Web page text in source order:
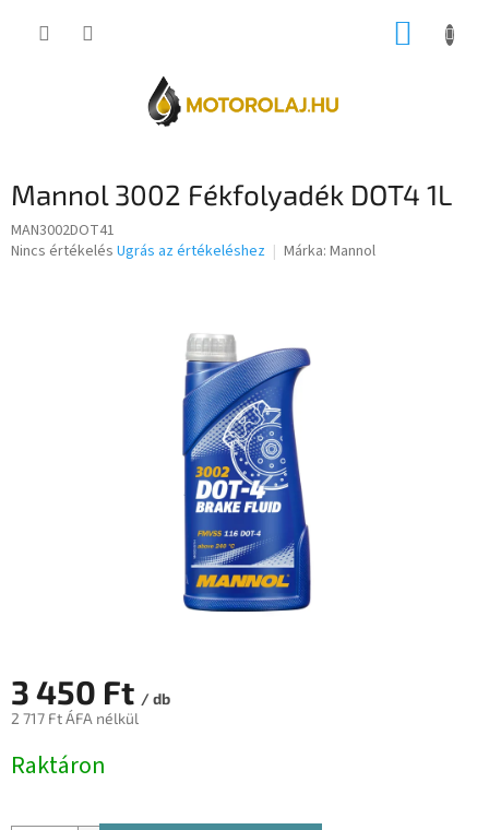
KOSÁR
Mannol 3002 Fékfolyadék DOT4 1L
MAN3002DOT41
A
Nincs értékelés Ugrás az értékeléshez Márka: Mannol
3 450 Ft / db
2 717 Ft ÁFA nélkül
Raktáron